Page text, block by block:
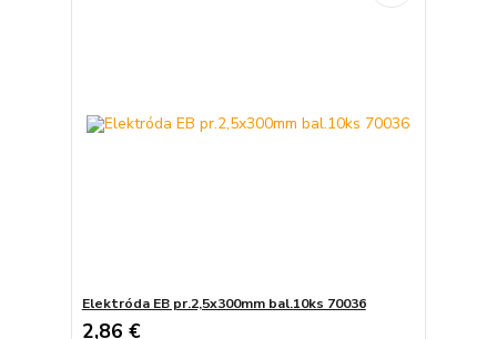
Elektróda EB pr.2,5x300mm bal.10ks 70036
2,86 €